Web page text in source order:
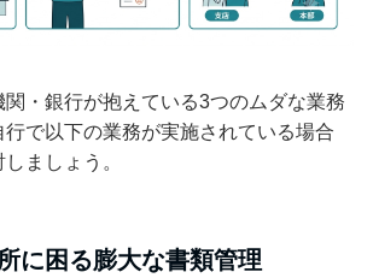
関・銀行が抱えている3つのムダな業務
行で以下の業務が実施されている場合
ましょう。
に困る膨大な書類管理